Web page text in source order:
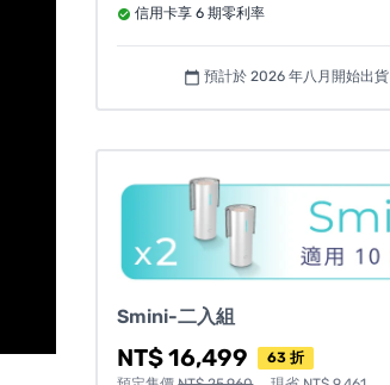
信用卡享 6 期零利率
calendar_today 預計於 2026 年八月開始出貨
Smini-二入組
NT$ 16,499
63 折